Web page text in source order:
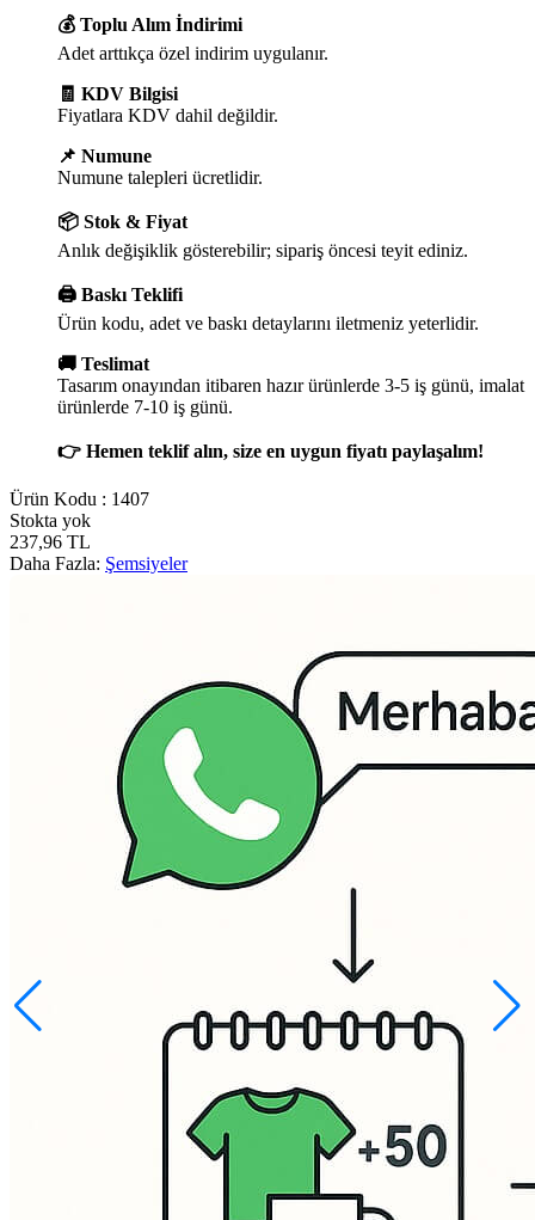
💰 Toplu Alım İndirimi
Adet arttıkça özel indirim uygulanır.
🧾 KDV Bilgisi
Fiyatlara KDV dahil değildir.
📌 Numune
Numune talepleri ücretlidir.
📦 Stok & Fiyat
Anlık değişiklik gösterebilir; sipariş öncesi teyit ediniz.
🖨️ Baskı Teklifi
Ürün kodu, adet ve baskı detaylarını iletmeniz yeterlidir.
🚚 Teslimat
Tasarım onayından itibaren hazır ürünlerde 3-5 iş günü, imalat
ürünlerde 7-10 iş günü.
👉 Hemen teklif alın, size en uygun fiyatı paylaşalım!
Ürün Kodu : 1407
Stokta yok
237,96 TL
Daha Fazla: Şemsiyeler